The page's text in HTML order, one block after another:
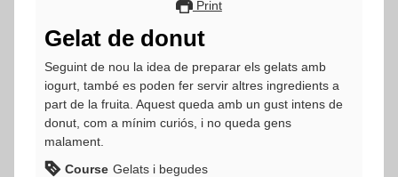
Print
Gelat de donut
Seguint de nou la idea de preparar els gelats amb
iogurt, també es poden fer servir altres ingredients a
part de la fruita. Aquest queda amb un gust intens de
donut, com a mínim curiós, i no queda gens
malament.
Course Gelats i begudes